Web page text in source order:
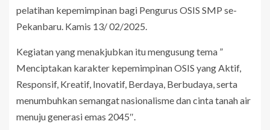
pelatihan kepemimpinan bagi Pengurus OSIS SMP se-
Pekanbaru. Kamis 13/ 02/2025.
Kegiatan yang menakjubkan itu mengusung tema ”
Menciptakan karakter kepemimpinan OSIS yang Aktif,
Responsif, Kreatif, Inovatif, Berdaya, Berbudaya, serta
menumbuhkan semangat nasionalisme dan cinta tanah air
menuju generasi emas 2045″.